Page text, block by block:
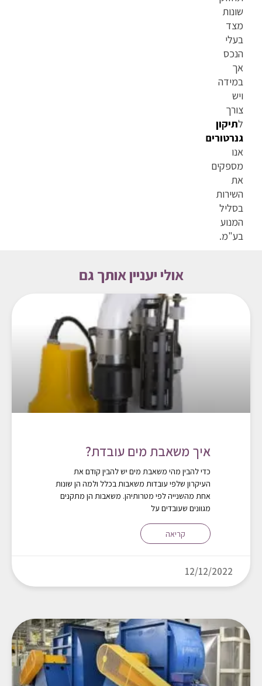
שונות
מצד
בעלי
הנכס
אך
במידה
ויש
צורך
לתיקון
גנרטורים
אנו
מספקים
את
השירות
בסליל
המנוע
בע"מ.
אולי יעניין אותך גם
איך משאבת מים עובדת?
כדי להבין מהי משאבת מים יש להבין קודם את
העיקרון שלפי עובדות משאבות בכלל ולמה הן שונות
אחת מהשנייה לפי מטרותיהן. משאבות הן מתקנים
מגוונים שעובדים על
קריאה
12/12/2022